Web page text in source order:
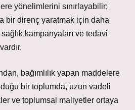
yönelimlerini sınırlayabilir;
bir direnç yaratmak için daha
kampanyaları ve tedavi
bağımlılık yapan maddelere
bir toplumda, uzun vadeli
ve toplumsal maliyetler ortaya